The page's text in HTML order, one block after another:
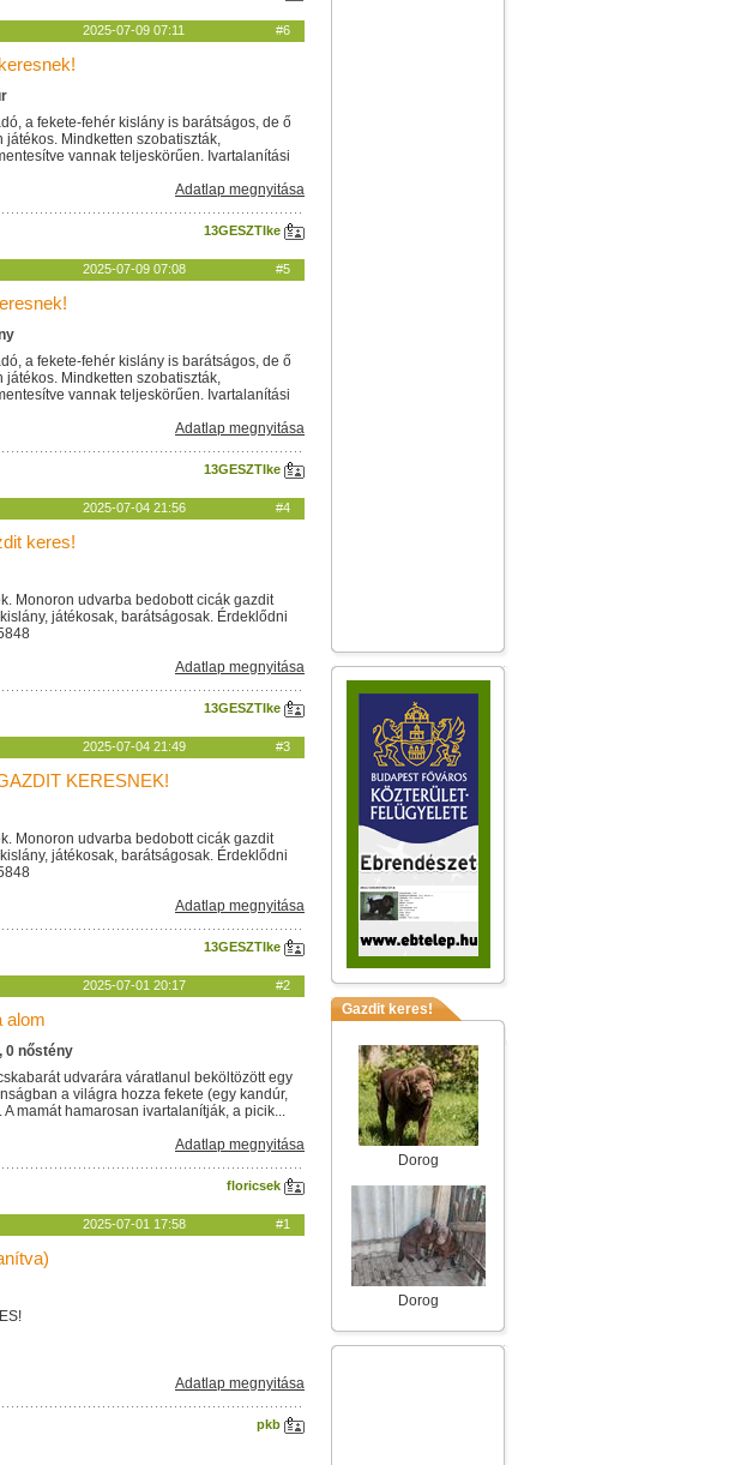
2025-07-09 07:11 #6
a fekete-fehér kislány is barátságos, de ő
Mindketten szobatiszták,
vannak teljeskörűen. Ivartalanítási
Adatlap megnyitása
13GESZTIke
2025-07-09 07:08 #5
a fekete-fehér kislány is barátságos, de ő
Mindketten szobatiszták,
vannak teljeskörűen. Ivartalanítási
Adatlap megnyitása
13GESZTIke
2025-07-04 21:56 #4
keres!
Monoron udvarba bedobott cicák gazdit
játékosak, barátságosak. Érdeklődni
Adatlap megnyitása
13GESZTIke
2025-07-04 21:49 #3
KERESNEK!
Monoron udvarba bedobott cicák gazdit
játékosak, barátságosak. Érdeklődni
Adatlap megnyitása
13GESZTIke
2025-07-01 20:17 #2
alom
0 nőstény
udvarára váratlanul beköltözött egy
a világra hozza fekete (egy kandúr,
mamát hamarosan ivartalanítják, a picik...
Adatlap megnyitása
floricsek
2025-07-01 17:58 #1
Adatlap megnyitása
pkb
Gazdit keres!
Dorog
Dorog